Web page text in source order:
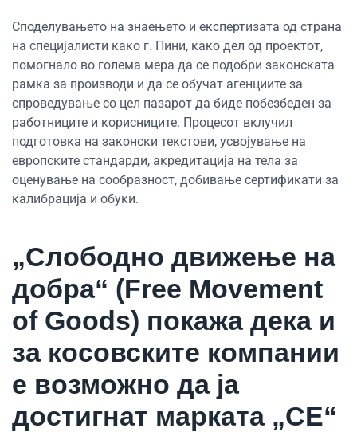
Споделувањето на знаењето и експертизата од страна
на специјалисти како г. Пини, како дел од проектот,
помогнало во голема мера да се подобри законската
рамка за производи и да се обучат агенциите за
спроведување со цел пазарот да биде побезбеден за
работниците и корисниците. Процесот вклучил
подготовка на законски текстови, усвојување на
европските стандарди, акредитација на тела за
оценување на сообразност, добивање сертификати за
калибрација и обуки.
„Слободно движење на
добра“ (Free Movement
of Goods) покажа дека и
за косовските компании
е возможно да ја
достигнат марката „CE“